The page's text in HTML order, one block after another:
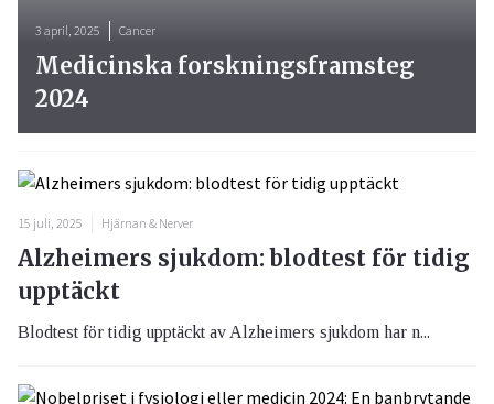
15 juli, 2025 Hjärnan & Nerver
Alzheimers sjukdom: blodtest för tidig
upptäckt
Blodtest för tidig upptäckt av Alzheimers sjukdom har n...
3 april, 2025 Cancer
Medicinska forskningsframsteg
2024